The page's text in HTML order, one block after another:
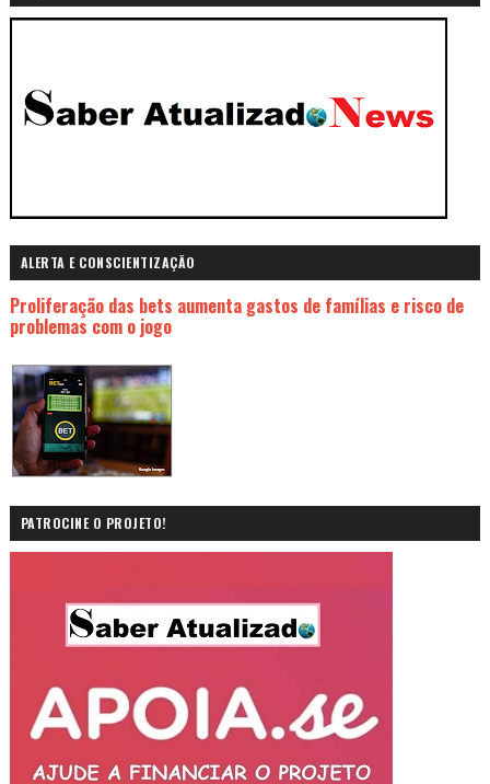
ALERTA E CONSCIENTIZAÇÃO
Proliferação das bets aumenta gastos de famílias e risco de
problemas com o jogo
PATROCINE O PROJETO!